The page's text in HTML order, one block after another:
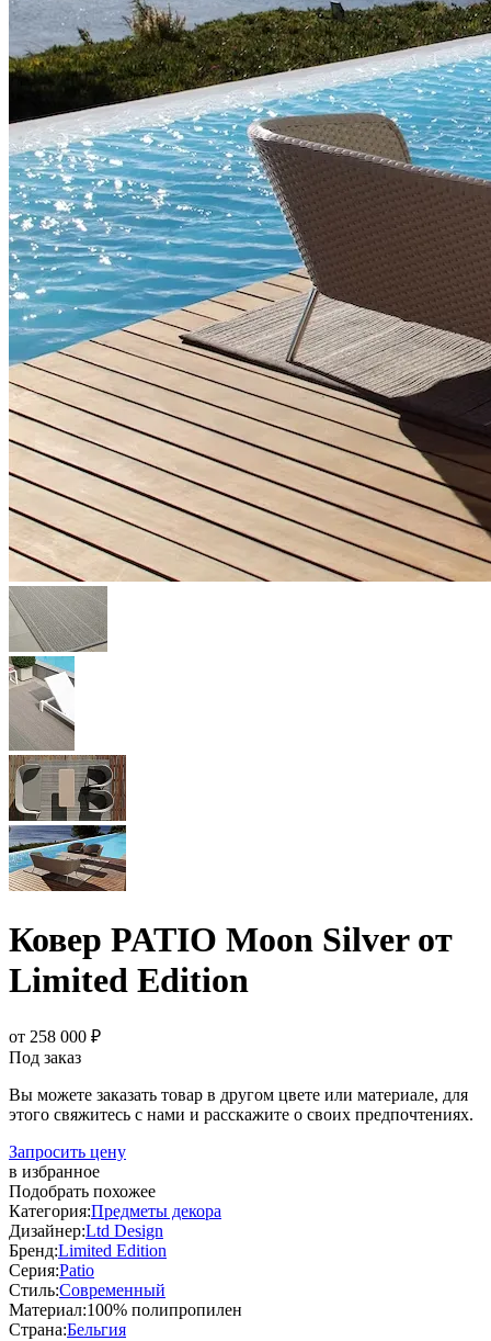
Ковер PATIO Moon Silver от
Limited Edition
от 258 000 ₽
Под заказ
Вы можете заказать товар в другом цвете или материале, для
этого свяжитесь с нами и расскажите о своих предпочтениях.
Запросить цену
в избранное
Подобрать похожее
Категория:Предметы декора
Дизайнер:Ltd Design
Бренд:Limited Edition
Серия:Patio
Стиль:Современный
Материал:100% полипропилен
Страна:Бельгия